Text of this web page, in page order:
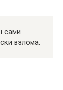
сами
взлома.